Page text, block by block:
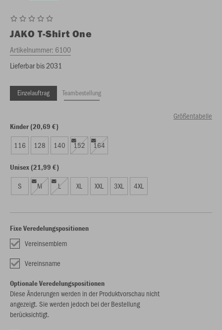
JAKO T-Shirt One
Artikelnummer: 6100
Lieferbar bis 2031
Einzelauftrag Teambestellung
Größentabelle
Kinder (20,69 €)
116 128 140 152 164
Unisex (21,99 €)
S M L XL XXL 3XL 4XL
Fixe Veredelungspositionen
Vereinsemblem
Vereinsname
Optionale Veredelungspositionen
Diese Änderungen werden in der Produktvorschau nicht
angezeigt. Sie werden jedoch bei der Bestellung
berücksichtigt.